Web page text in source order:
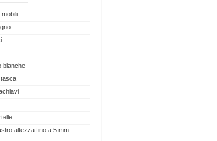
bianche
altezza fino a 5 mm